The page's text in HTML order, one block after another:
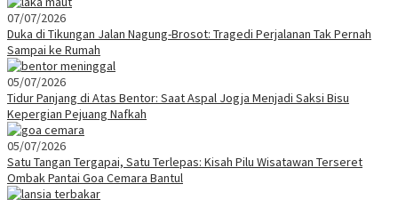
07/07/2026
Duka di Tikungan Jalan Nagung-Brosot: Tragedi Perjalanan Tak Pernah
Sampai ke Rumah
05/07/2026
Tidur Panjang di Atas Bentor: Saat Aspal Jogja Menjadi Saksi Bisu
Kepergian Pejuang Nafkah
05/07/2026
Satu Tangan Tergapai, Satu Terlepas: Kisah Pilu Wisatawan Terseret
Ombak Pantai Goa Cemara Bantul